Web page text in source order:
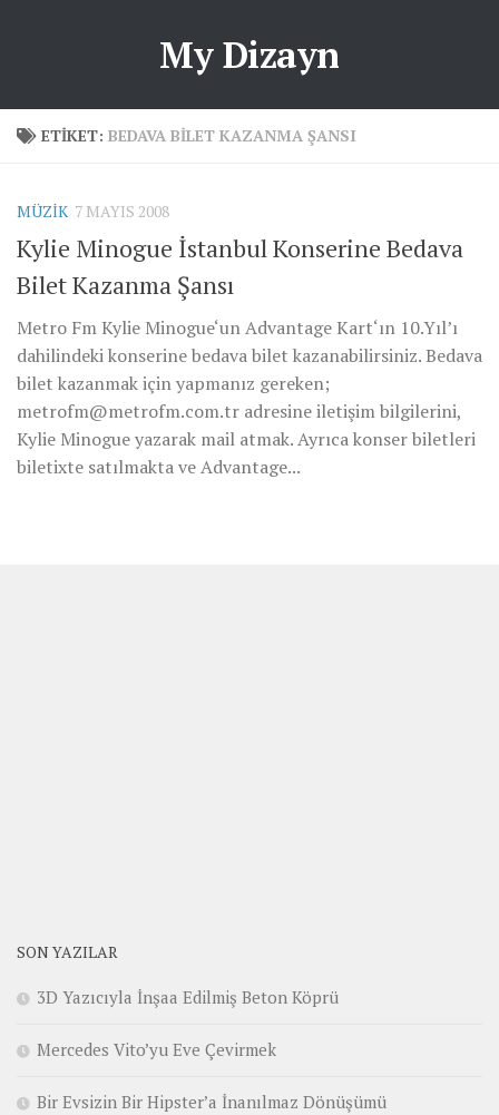
My Dizayn
ETIKET: BEDAVA BILET KAZANMA ŞANSI
MÜZIK 7 MAYIS 2008
Kylie Minogue İstanbul Konserine Bedava
Bilet Kazanma Şansı
Metro Fm Kylie Minogue‘un Advantage Kart‘ın 10.Yıl’ı
dahilindeki konserine bedava bilet kazanabilirsiniz. Bedava
bilet kazanmak için yapmanız gereken;
metrofm@metrofm.com.tr adresine iletişim bilgilerini,
Kylie Minogue yazarak mail atmak. Ayrıca konser biletleri
biletixte satılmakta ve Advantage...
SON YAZILAR
3D Yazıcıyla İnşaa Edilmiş Beton Köprü
Mercedes Vito’yu Eve Çevirmek
Bir Evsizin Bir Hipster’a İnanılmaz Dönüşümü